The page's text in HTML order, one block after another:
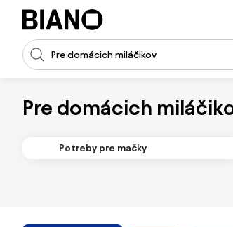
Preskočiť navigáciu, prejsť na obsah
Vstup pre vyhľadávanie
Pre domácich
Potreby pre mačky